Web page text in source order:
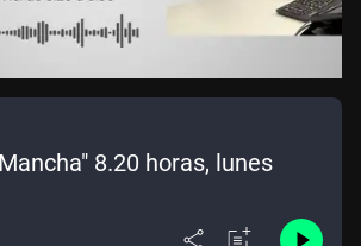
8.20 horas, lunes